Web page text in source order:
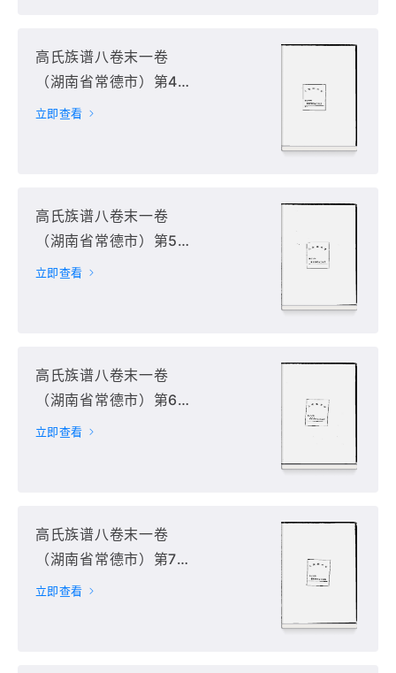
高氏族谱八卷末一卷
（湖南省常德市）第4
册
立即查看
高氏族谱八卷末一卷
（湖南省常德市）第5
册
立即查看
高氏族谱八卷末一卷
（湖南省常德市）第6
册
立即查看
高氏族谱八卷末一卷
（湖南省常德市）第7
册
立即查看